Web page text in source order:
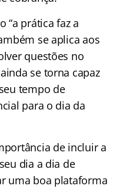
“a prática faz a
se aplica aos
questões no
se torna capaz
tempo de
para o dia da
de incluir a
dia a dia de
uma boa plataforma